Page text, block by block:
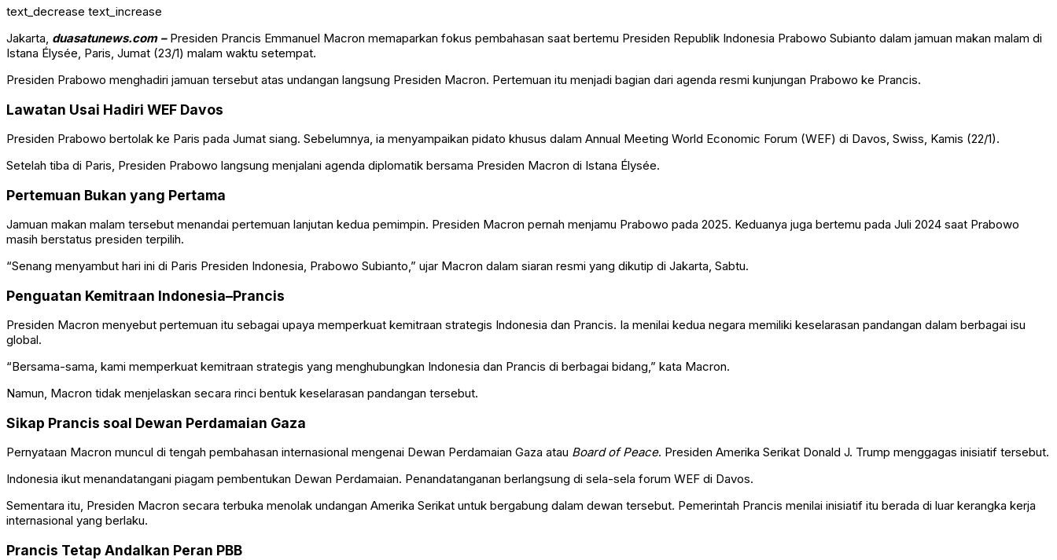
text_decrease text_increase
Jakarta, duasatunews.com – Presiden Prancis Emmanuel Macron memaparkan fokus pembahasan saat bertemu Presiden Republik Indonesia Prabowo Subianto dalam jamuan makan malam di
Istana Élysée, Paris, Jumat (23/1) malam waktu setempat.
Presiden Prabowo menghadiri jamuan tersebut atas undangan langsung Presiden Macron. Pertemuan itu menjadi bagian dari agenda resmi kunjungan Prabowo ke Prancis.
Lawatan Usai Hadiri WEF Davos
Presiden Prabowo bertolak ke Paris pada Jumat siang. Sebelumnya, ia menyampaikan pidato khusus dalam Annual Meeting World Economic Forum (WEF) di Davos, Swiss, Kamis (22/1).
Setelah tiba di Paris, Presiden Prabowo langsung menjalani agenda diplomatik bersama Presiden Macron di Istana Élysée.
Pertemuan Bukan yang Pertama
Jamuan makan malam tersebut menandai pertemuan lanjutan kedua pemimpin. Presiden Macron pernah menjamu Prabowo pada 2025. Keduanya juga bertemu pada Juli 2024 saat Prabowo
masih berstatus presiden terpilih.
“Senang menyambut hari ini di Paris Presiden Indonesia, Prabowo Subianto,” ujar Macron dalam siaran resmi yang dikutip di Jakarta, Sabtu.
Penguatan Kemitraan Indonesia–Prancis
Presiden Macron menyebut pertemuan itu sebagai upaya memperkuat kemitraan strategis Indonesia dan Prancis. Ia menilai kedua negara memiliki keselarasan pandangan dalam berbagai isu
global.
“Bersama-sama, kami memperkuat kemitraan strategis yang menghubungkan Indonesia dan Prancis di berbagai bidang,” kata Macron.
Namun, Macron tidak menjelaskan secara rinci bentuk keselarasan pandangan tersebut.
Sikap Prancis soal Dewan Perdamaian Gaza
Pernyataan Macron muncul di tengah pembahasan internasional mengenai Dewan Perdamaian Gaza atau Board of Peace. Presiden Amerika Serikat Donald J. Trump menggagas inisiatif tersebut.
Indonesia ikut menandatangani piagam pembentukan Dewan Perdamaian. Penandatanganan berlangsung di sela-sela forum WEF di Davos.
Sementara itu, Presiden Macron secara terbuka menolak undangan Amerika Serikat untuk bergabung dalam dewan tersebut. Pemerintah Prancis menilai inisiatif itu berada di luar kerangka kerja
internasional yang berlaku.
Prancis Tetap Andalkan Peran PBB